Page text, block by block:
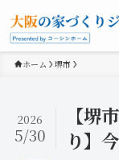
ホーム 堺市
【堺
り】
2026
5/30